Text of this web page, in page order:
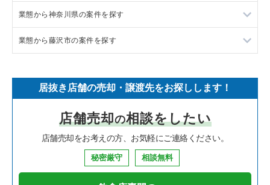
イタリア料理の居抜き売却物件の案件一覧
中華の居抜き売却物件の案件一覧
寿司の居抜き売却物件の案件一覧
焼肉の居抜き売却物件の案件一覧
鉄板焼き・お好み焼の居抜き売却物件の案件一覧
東京都下の飲食店の居抜き売却物件の案件一覧
千葉県の飲食店の居抜き売却物件の案件一覧
神奈川県の飲食店の居抜き売却物件の案件一覧
大阪府の飲食店の居抜き売却物件の案件一覧
兵庫県の飲食店の居抜き売却物件の案件一覧
大和市の飲食店の居抜き売却物件の案件一覧
鎌倉市の飲食店の居抜き売却物件の案件一覧
川崎市高津区の飲食店の居抜き売却物件の案件一覧
横浜市鶴見区の飲食店の居抜き売却物件の案件一覧
川崎市中原区の飲食店の居抜き売却物件の案件一覧
業態から神奈川県の案件を探す
神奈川県のラーメンの居抜き売却物件の案件一覧
神奈川県のイタリア料理の居抜き売却物件の案件一覧
神奈川県の中華の居抜き売却物件の案件一覧
神奈川県のそば・うどんの居抜き売却物件の案件一覧
業態から藤沢市の案件を探す
藤沢市のフランス料理の居抜き売却物件の案件一覧
藤沢市のイタリア料理の居抜き売却物件の案件一覧
藤沢市の焼肉の居抜き売却物件の案件一覧
居抜き店舗の売却・譲渡先をお探しします！
店舗売却の相談をしたい
店舗売却をお考えの方、お気軽にご連絡ください。
秘密厳守 相談無料